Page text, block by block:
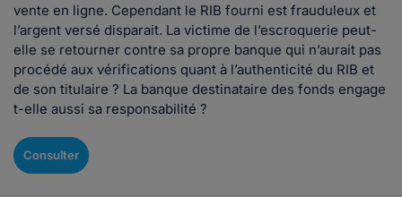
vente en ligne. Cependant le RIB fourni est frauduleux et
l’argent versé disparait. La victime de l’escroquerie peut-
elle se retourner contre sa propre banque qui n’aurait pas
procédé aux vérifications quant à l’authenticité du RIB et
de son titulaire ? La banque destinataire des fonds engage
t-elle aussi sa responsabilité ?
Consulter